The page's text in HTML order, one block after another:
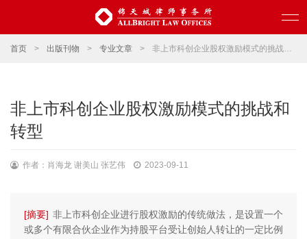
首页 > 出版刊物 > 专业文章 > 非上市科创企业股权激励模式的挑战和转型
非上市科创企业股权激励模式的挑战和
转型
作者：肖海龙 谢美山 张艺伟 2023-09-11
[摘要] 非上市科创企业进行股权激励的传统做法，是设置一个
或多个有限合伙企业作为持股平台受让创始人转让的一定比例